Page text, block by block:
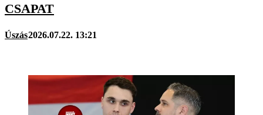
CSAPAT
Úszás2026.07.22. 13:21